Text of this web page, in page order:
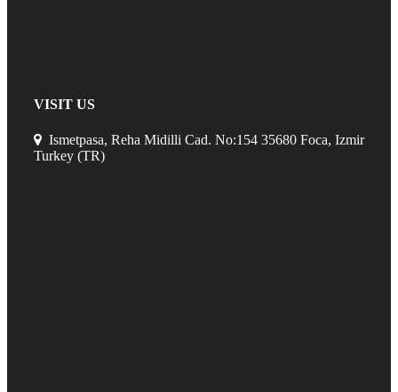
VISIT US
Ismetpasa, Reha Midilli Cad. No:154 35680 Foca, Izmir
Turkey (TR)